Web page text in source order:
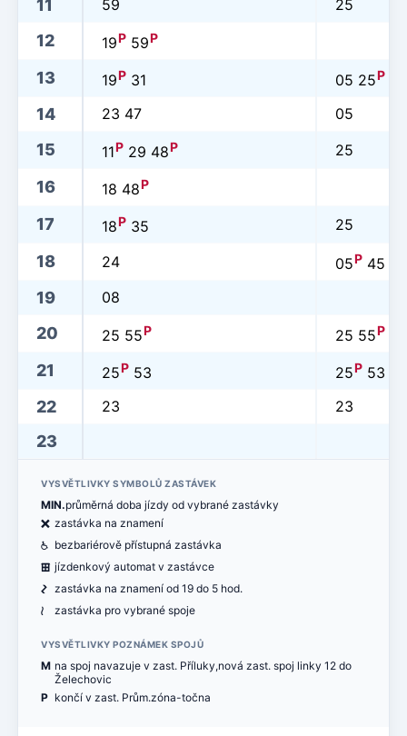
11 59 25
12 19P 59P
13 19P 31 05 25P
14 23 47 05
15 11P 29 48P 25
16 18 48P
17 18P 35 25
18 24 05P 45
19 08
20 25 55P 25 55P
21 25P 53 25P 53
22 23 23
23
VYSVĚTLIVKY SYMBOLŮ ZASTÁVEK
MIN.průměrná doba jízdy od vybrané zastávky
ë zastávka na znamení
@ bezbariérově přístupná zastávka
æ jízdenkový automat v zastávce
ó zastávka na znamení od 19 do 5 hod.
< zastávka pro vybrané spoje
VYSVĚTLIVKY POZNÁMEK SPOJŮ
M na spoj navazuje v zast. Příluky,nová zast. spoj linky 12 do
Želechovic
P končí v zast. Prům.zóna-točna